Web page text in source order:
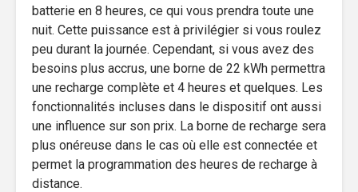
batterie en 8 heures, ce qui vous prendra toute une
nuit. Cette puissance est à privilégier si vous roulez
peu durant la journée. Cependant, si vous avez des
besoins plus accrus, une borne de 22 kWh permettra
une recharge complète et 4 heures et quelques. Les
fonctionnalités incluses dans le dispositif ont aussi
une influence sur son prix. La borne de recharge sera
plus onéreuse dans le cas où elle est connectée et
permet la programmation des heures de recharge à
distance.